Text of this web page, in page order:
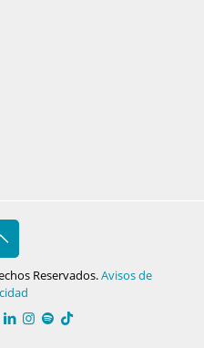
Reservados.Avisos de